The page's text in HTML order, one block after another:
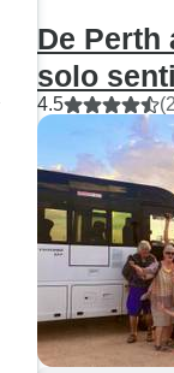
De Perth
solo
4.5